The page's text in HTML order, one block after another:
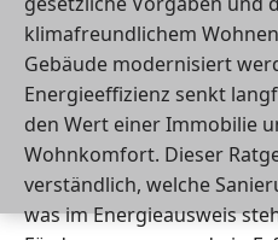
klimafreundlichem
Gebäude modernisiert
Energieeffizienz senkt
den Wert einer Immobilie
Wohnkomfort. Dieser
verständlich, welche
was im Energieausweis